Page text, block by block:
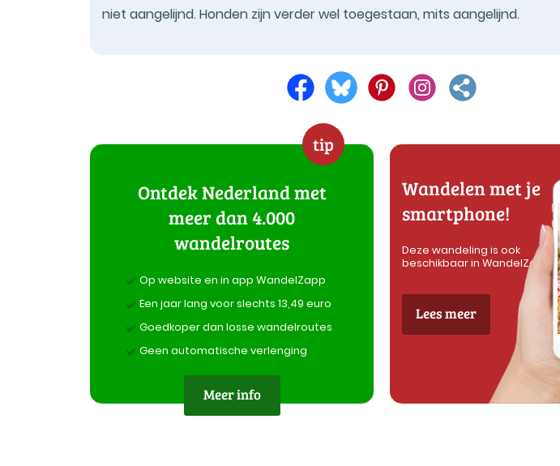
niet aangelijnd. Honden zijn verder wel toegestaan, mits aangelijnd.
tip
Ontdek Nederland met
meer dan 4.000
wandelroutes
Op website en in app WandelZapp
Een jaar lang voor slechts 13,49 euro
Goedkoper dan losse wandelroutes
Geen automatische verlenging
Meer info
Wandelen met je
smartphone!
Deze wandeling is ook
beschikbaar in WandelZapp
Lees meer